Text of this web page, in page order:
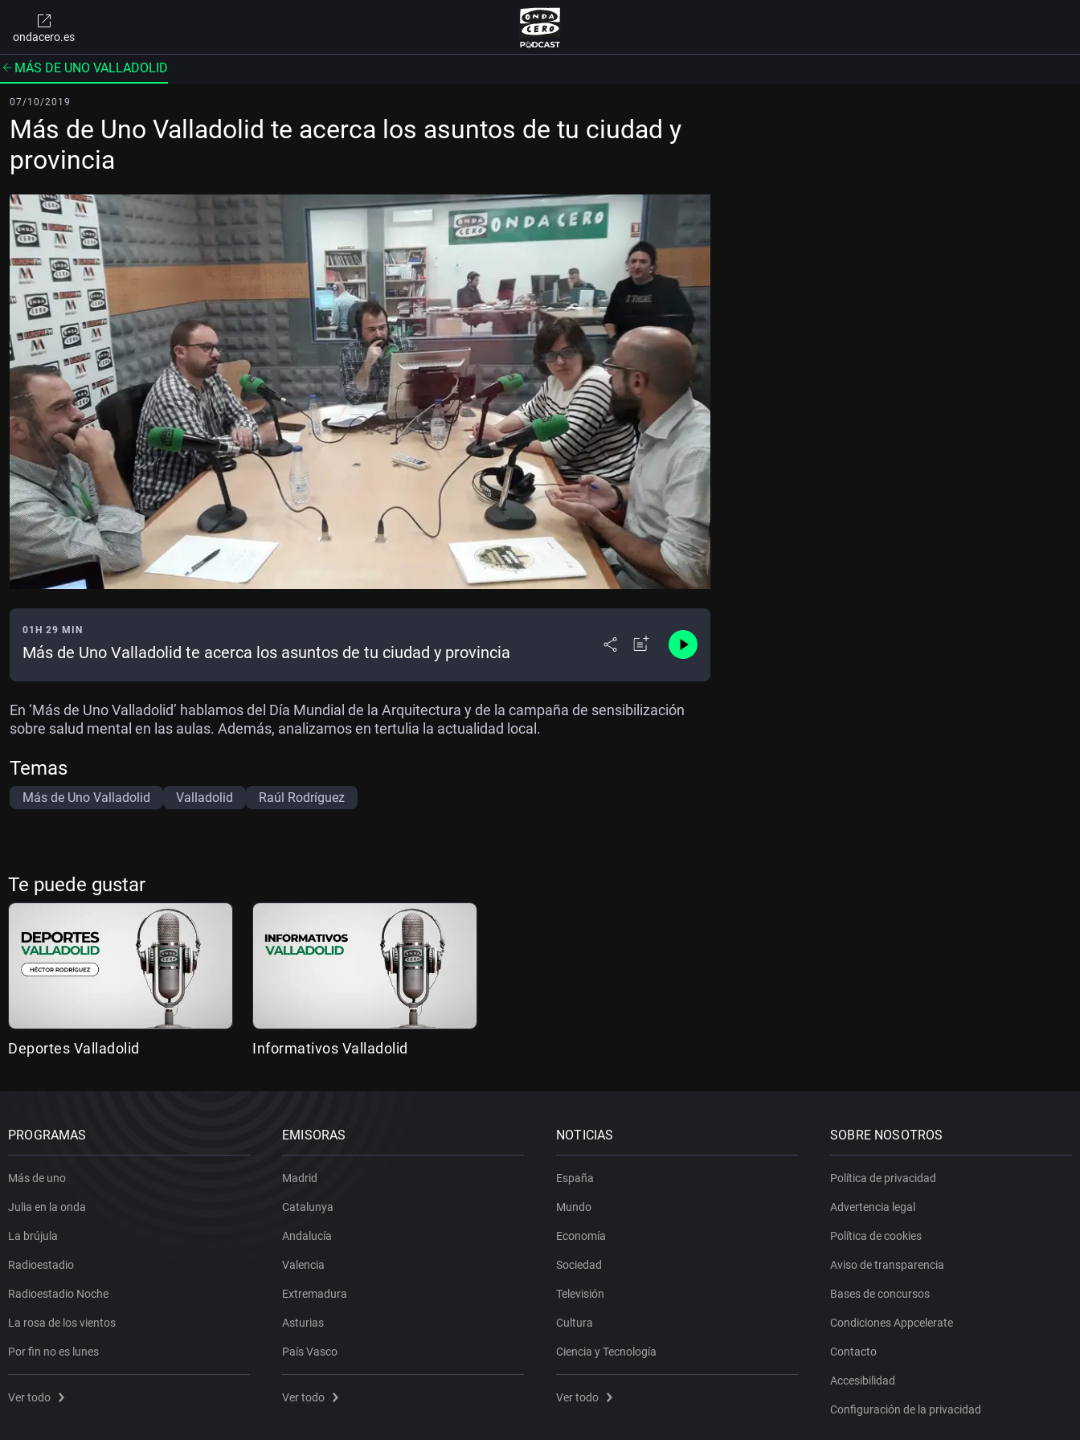
ondacero.es
MÁS DE UNO VALLADOLID
07/10/2019
Más de Uno Valladolid te acerca los asuntos de tu ciudad y
provincia
01H 29 MIN
Más de Uno Valladolid te acerca los asuntos de tu ciudad y provincia
En ‘Más de Uno Valladolid’ hablamos del Día Mundial de la Arquitectura y de la campaña de sensibilización
sobre salud mental en las aulas. Además, analizamos en tertulia la actualidad local.
Temas
Más de Uno Valladolid Valladolid Raúl Rodríguez
Te puede gustar
Deportes Valladolid Informativos Valladolid
PROGRAMAS
Más de uno
Julia en la onda
La brújula
Radioestadio
Radioestadio Noche
La rosa de los vientos
Por fin no es lunes
Ver todo
EMISORAS
Madrid
Catalunya
Andalucía
Valencia
Extremadura
Asturias
País Vasco
Ver todo
NOTICIAS
España
Mundo
Economía
Sociedad
Televisión
Cultura
Ciencia y Tecnología
Ver todo
SOBRE NOSOTROS
Política de privacidad
Advertencia legal
Política de cookies
Aviso de transparencia
Bases de concursos
Condiciones Appcelerate
Contacto
Accesibilidad
Configuración de la privacidad